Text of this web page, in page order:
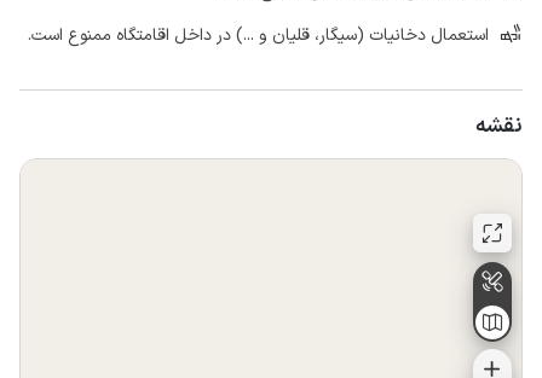
استعمال دخانیات (سیگار، قلیان و ...) در داخل اقامتگاه ممنوع است.
نقشه